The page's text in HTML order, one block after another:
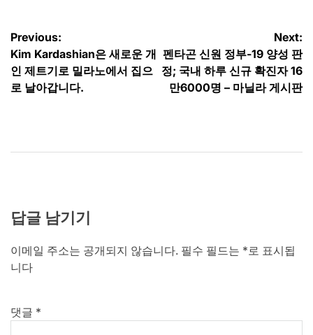
글
탐
색
Previous:
Kim Kardashian은 새로운 개
인 제트기로 밀라노에서 집으
로 날아갑니다.
Next:
펜타곤 신원 정부-19 양성 판
정; 국내 하루 신규 확진자 16
만6000명 – 마닐라 게시판
답글 남기기
이메일 주소는 공개되지 않습니다. 필수 필드는 *로 표시됩
니다
댓글 *